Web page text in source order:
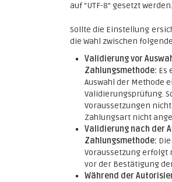
auf "UTF-8" gesetzt werden.
Sollte die Einstellung
die Wahl zwischen
Validierung vor
Zahlungsmethode: Es
Auswahl der Methode
Validierungsprüfung.
Voraussetzungen
Zahlungsart nicht
Validierung nach der
Zahlungsmethode:
Voraussetzung erfolgt
vor der Bestätigung
Während der